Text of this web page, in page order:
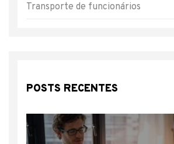
Transporte de funcionários
POSTS RECENTES